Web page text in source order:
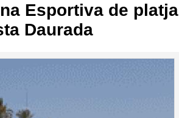
Esportiva de platja
Daurada